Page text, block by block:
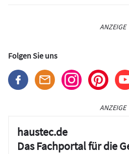
ANZEIGE
Folgen Sie uns
ANZEIGE
haustec.de
Das Fachportal für die